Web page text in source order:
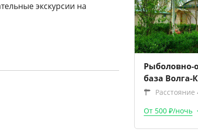
экскурсии на
Рыболовно-
база Волга-
Расстояние
От 500 ₽/ночь